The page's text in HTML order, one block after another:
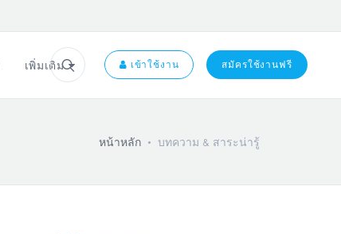
เพิ่มเติม เข้าใช้งาน สมัครใช้งานฟรี
หน้าหลัก บทความ & สาระน่ารู้